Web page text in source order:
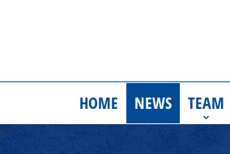
HOME NEWS TEAM
11